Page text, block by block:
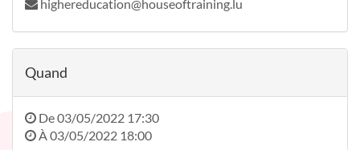
highereducation@houseoftraining.lu
Quand
De03/05/2022 17:30
À03/05/2022 18:00